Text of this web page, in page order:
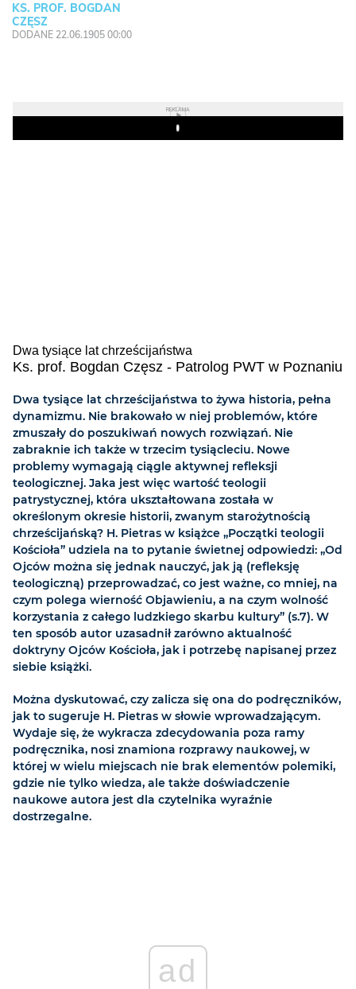
KS. PROF. BOGDAN
CZĘSZ
DODANE 22.06.1905 00:00
REKLAMA
Play
Dwa tysiące lat chrześcijaństwa
Ks. prof. Bogdan Częsz - Patrolog PWT w Poznaniu
Dwa tysiące lat chrześcijaństwa to żywa historia, pełna
dynamizmu. Nie brakowało w niej problemów, które
zmuszały do poszukiwań nowych rozwiązań. Nie
zabraknie ich także w trzecim tysiącleciu. Nowe
problemy wymagają ciągle aktywnej refleksji
teologicznej. Jaka jest więc wartość teologii
patrystycznej, która ukształtowana została w
określonym okresie historii, zwanym starożytnością
chrześcijańską? H. Pietras w książce „Początki teologii
Kościoła” udziela na to pytanie świetnej odpowiedzi: „Od
Ojców można się jednak nauczyć, jak ją (refleksję
teologiczną) przeprowadzać, co jest ważne, co mniej, na
czym polega wierność Objawieniu, a na czym wolność
korzystania z całego ludzkiego skarbu kultury” (s.7). W
ten sposób autor uzasadnił zarówno aktualność
doktryny Ojców Kościoła, jak i potrzebę napisanej przez
siebie książki.
Można dyskutować, czy zalicza się ona do podręczników,
jak to sugeruje H. Pietras w słowie wprowadzającym.
Wydaje się, że wykracza zdecydowania poza ramy
podręcznika, nosi znamiona rozprawy naukowej, w
której w wielu miejscach nie brak elementów polemiki,
gdzie nie tylko wiedza, ale także doświadczenie
naukowe autora jest dla czytelnika wyraźnie
dostrzegalne.
ad